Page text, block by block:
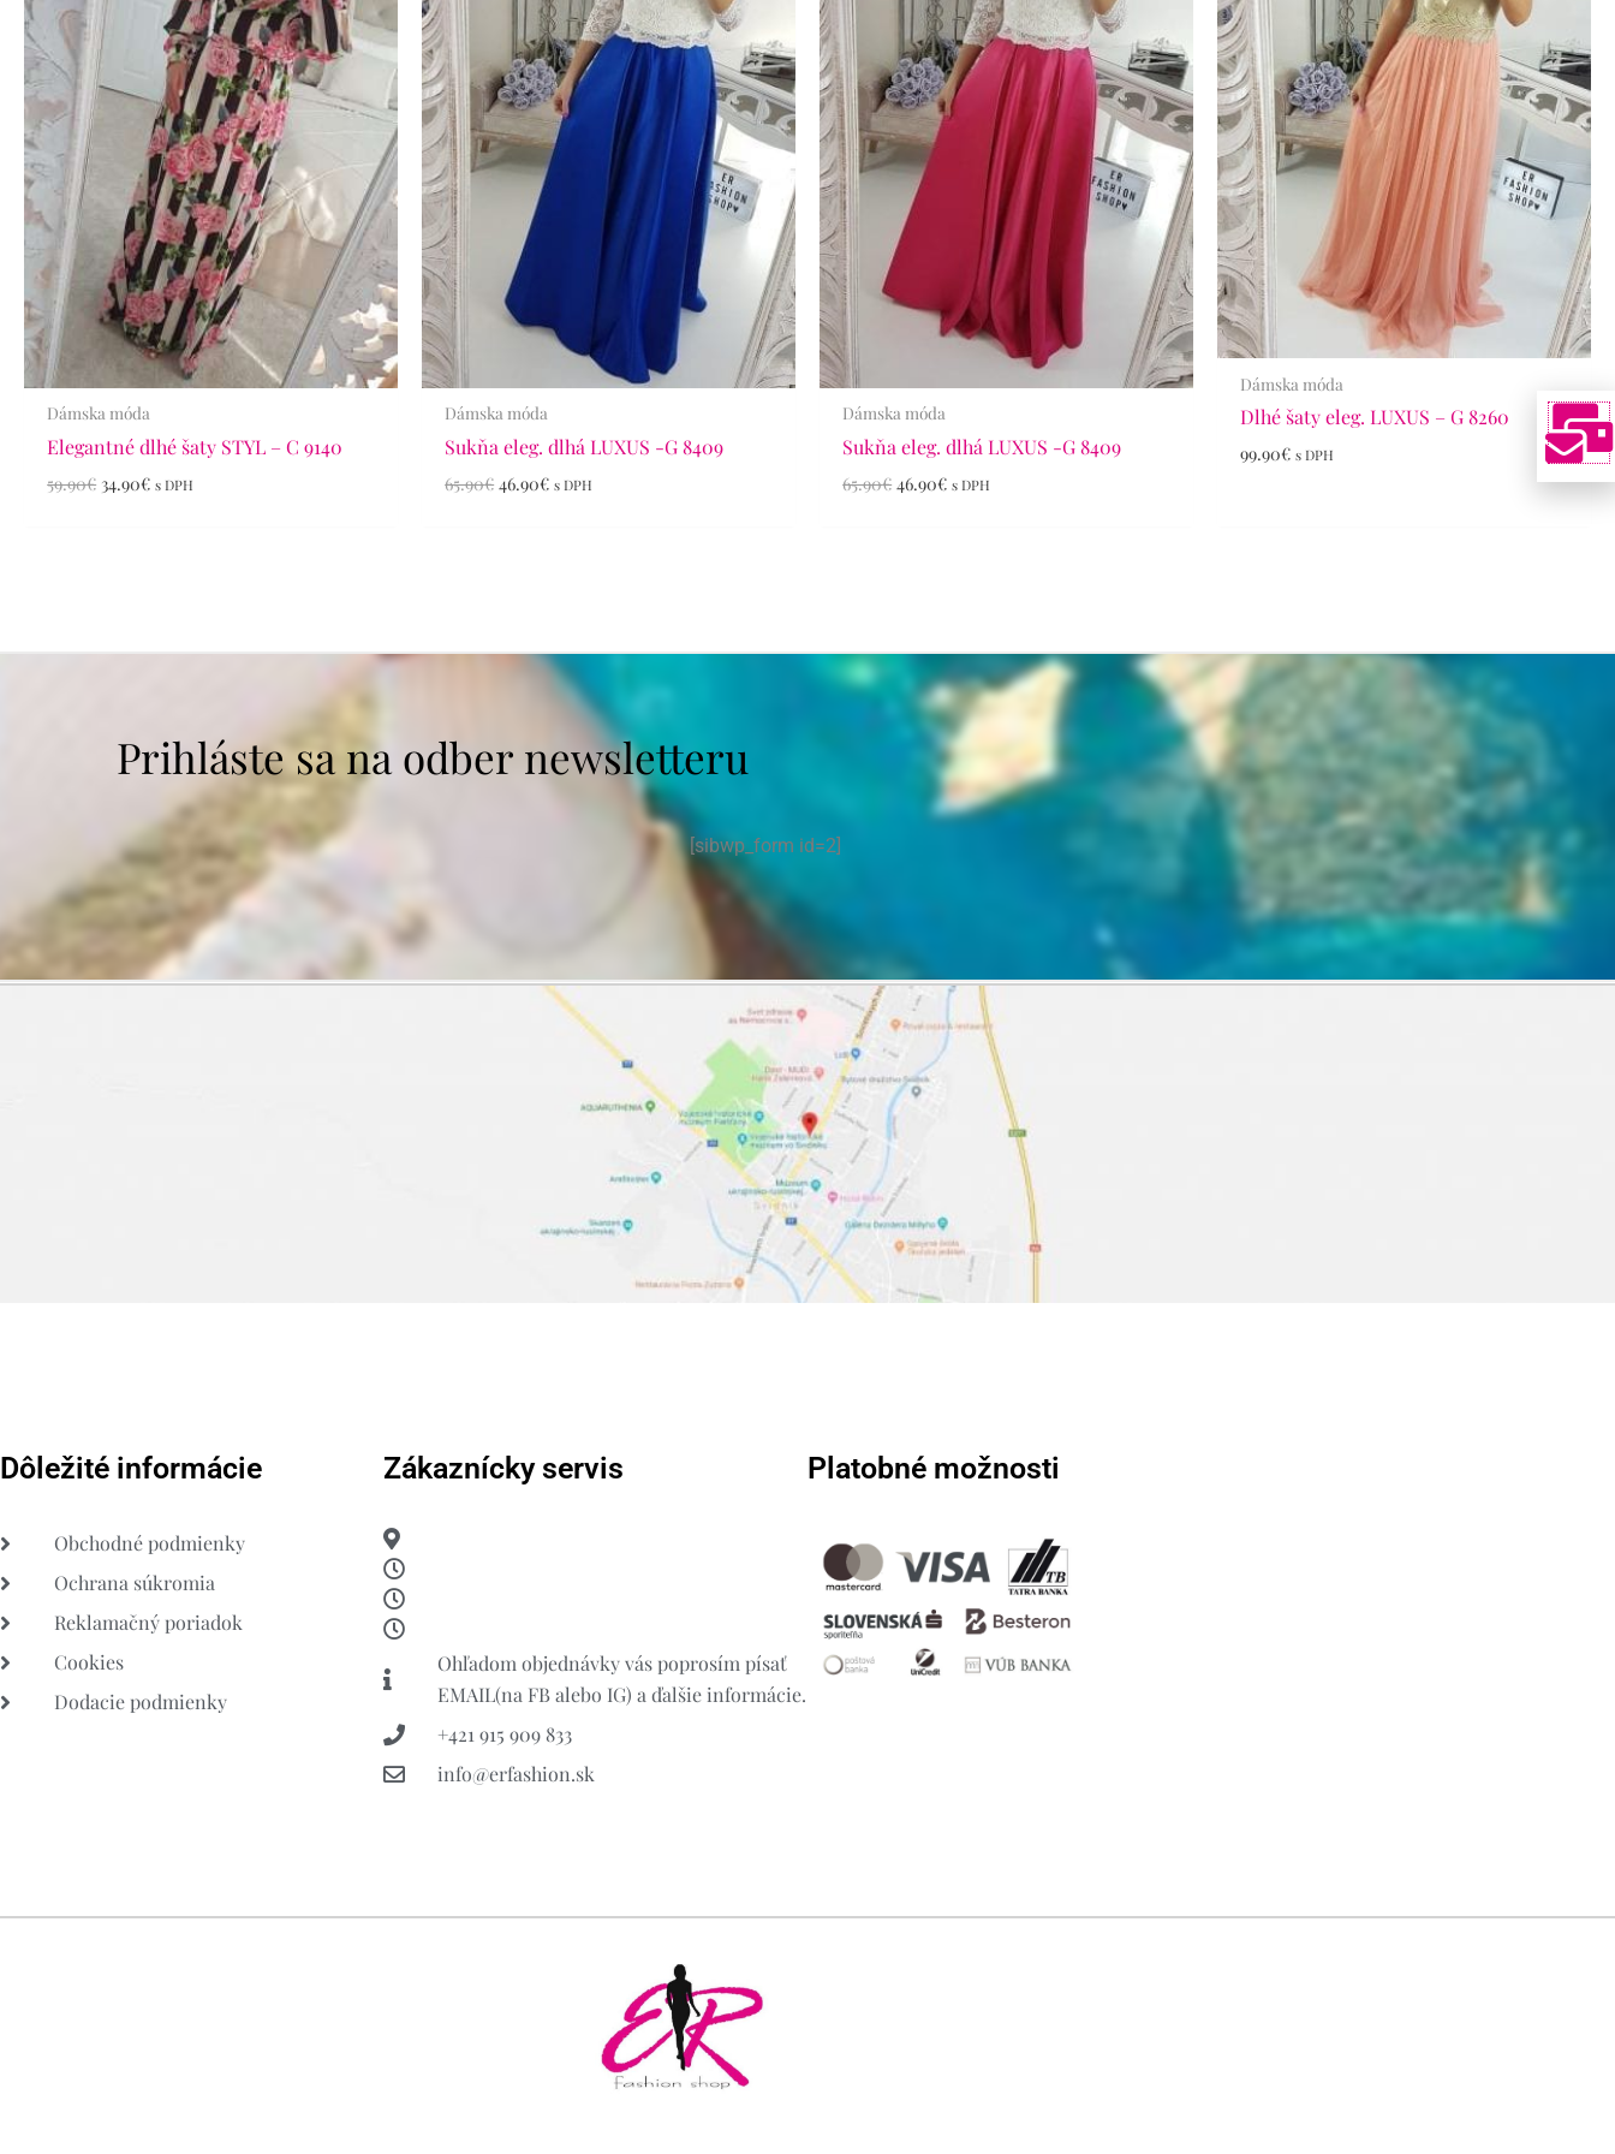
Dámska móda
Elegantné dlhé šaty STYL – C 9140
59.90€ 34.90€ s DPH
Dámska móda
Sukňa eleg. dlhá LUXUS -G 8409
65.90€ 46.90€ s DPH
Dámska móda
Sukňa eleg. dlhá LUXUS -G 8409
65.90€ 46.90€ s DPH
Dámska móda
Dlhé šaty eleg. LUXUS – G 8260
99.90€ s DPH
Prihláste sa na odber newsletteru
[sibwp_form id=2]
Dôležité informácie
Obchodné podmienky
Ochrana súkromia
Reklamačný poriadok
Cookies
Dodacie podmienky
Zákaznícky servis
Ohľadom objednávky vás poprosím písať
EMAIL(na FB alebo IG) a ďalšie informácie.
+421 915 909 833
info@erfashion.sk
Platobné možnosti